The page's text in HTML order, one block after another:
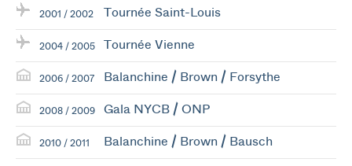
2001 / 2002 Tournée Saint-Louis
2004 / 2005 Tournée Vienne
2006 / 2007 Balanchine / Brown / Forsythe
2008 / 2009 Gala NYCB / ONP
2010 / 2011 Balanchine / Brown / Bausch